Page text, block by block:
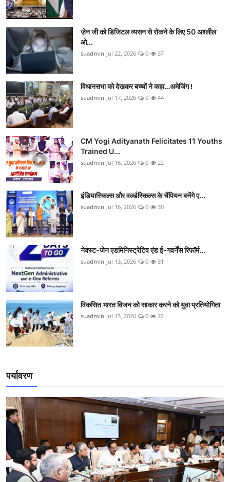
ज़ेन जी को डिजिटल व्यसन से रोकने के लिए 50 अश्लील
ओ...
suadmin Jul 22, 2026 0 37
विधानसभा को देखकर बच्चों ने कहा…अमेजिंग !
suadmin Jul 17, 2026 0 44
CM Yogi Adityanath Felicitates 11 Youths
Trained U...
suadmin Jul 16, 2026 0 22
इंडियास्किल्स और वर्ल्डस्किल्स के चैंपियन बनेंगे ए...
suadmin Jul 16, 2026 0 30
नेक्स्ट-जेन एडमिनिस्ट्रेटिव एंड ई-गवर्नेंस रिफॉर्म...
suadmin Jul 13, 2026 0 31
विकसित भारत विजन को साकार करने को युवा प्रतियोगिता
suadmin Jul 13, 2026 0 22
पर्यावरण